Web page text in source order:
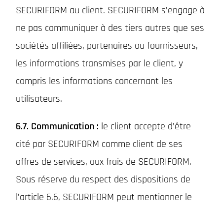
SECURIFORM au client. SECURIFORM s’engage à
ne pas communiquer à des tiers autres que ses
sociétés affiliées, partenaires ou fournisseurs,
les informations transmises par le client, y
compris les informations concernant les
utilisateurs.
6.7. Communication : le client accepte d’être
cité par SECURIFORM comme client de ses
offres de services, aux frais de SECURIFORM.
Sous réserve du respect des dispositions de
l’article 6.6, SECURIFORM peut mentionner le